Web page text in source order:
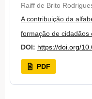
Raiff de Brito
A contribuição da
formação de cidadãos
DOI: https://doi.org/
PDF